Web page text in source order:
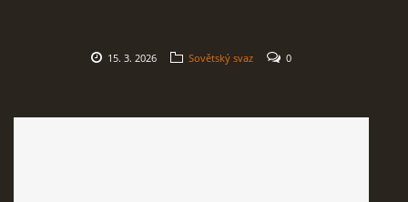
15. 3. 2026 Sovětský svaz 0